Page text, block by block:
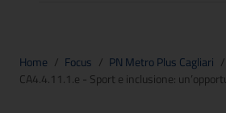
Home / Focus / PN Metro Plus Cagliari /
CA4.4.11.1.e - Sport e inclusione: